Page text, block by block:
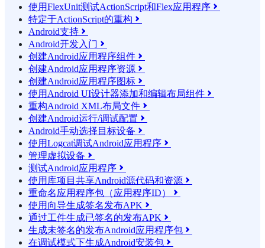
使用FlexUnit测试ActionScript和Flex应用程序 
特定于ActionScript的重构 
Android支持 
Android开发入门 
创建Android应用程序组件 
创建Android应用程序资源 
创建Android应用程序图标 
使用Android UI设计器添加和编辑布局组件 
重构Android XML布局文件 
创建Android运行/调试配置 
Android手动选择目标设备 
使用Logcat调试Android应用程序 
管理虚拟设备 
测试Android应用程序 
使用库项目共享Android源代码和资源 
重命名应用程序包（应用程序ID） 
使用向导生成签名发布APK 
通过工件生成已签名的发布APK 
生成未签名的发布Android应用程序包 
在调试模式下生成Android安装包 